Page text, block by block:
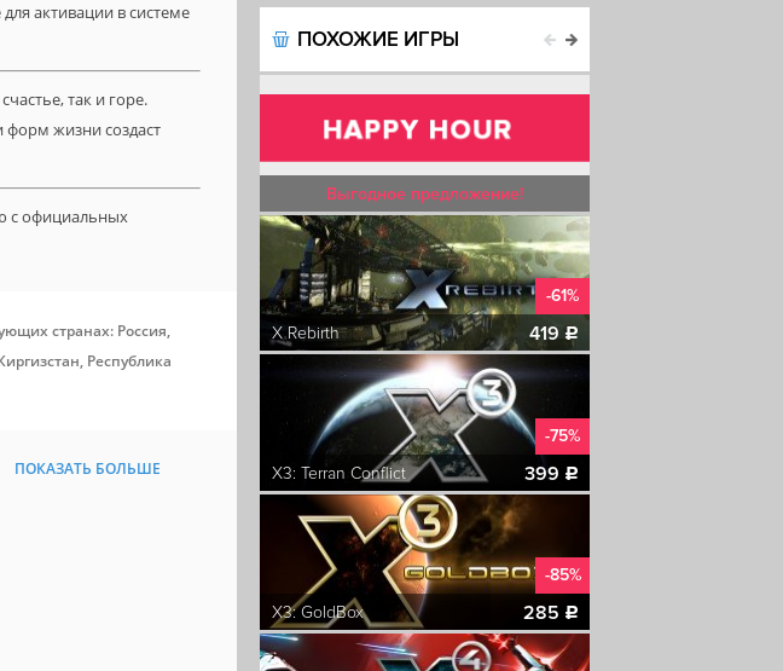
активации в системе
так и горе.
форм жизни создаст
с официальных
странах: Россия,
Республика
ПОКАЗАТЬ БОЛЬШЕ
ПОХОЖИЕ ИГРЫ
Выгодное предложение!
-61%
X Rebirth
419c
-75%
X3: Terran Conflict
399 c
-85%
X3: GoldBox
285 c